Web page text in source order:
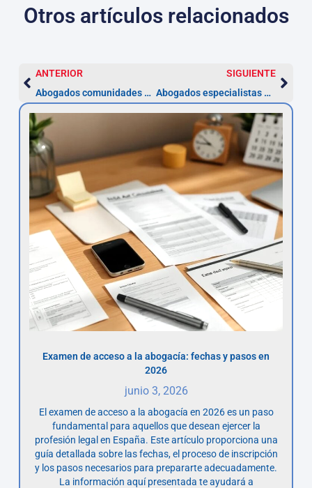
Otros artículos relacionados
ANTERIOR
Abogados comunidades de propietarios en Santander
SIGUIENTE
Abogados especialistas en despidos en Santander
Examen de acceso a la abogacía: fechas y pasos en
2026
junio 3, 2026
El examen de acceso a la abogacía en 2026 es un paso
fundamental para aquellos que desean ejercer la
profesión legal en España. Este artículo proporciona una
guía detallada sobre las fechas, el proceso de inscripción
y los pasos necesarios para prepararte adecuadamente.
La información aquí presentada te ayudará a